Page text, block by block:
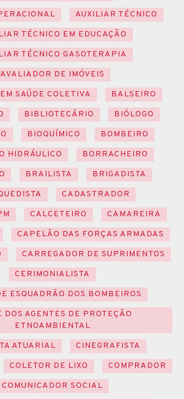
AUXILIAR TÉCNICO
TÉCNICO EM EDUCAÇÃO
TÉCNICO GASOTERAPIA
AVALIADOR DE IMÓVEIS
SAÚDE COLETIVA
BALSEIRO
BIBLIOTECÁRIO
BIÓLOGO
BIOQUÍMICO
BOMBEIRO
HIDRÁULICO
BORRACHEIRO
BRAILISTA
BRIGADISTA
CADASTRADOR
CALCETEIRO
CAMAREIRA
CAPELÃO DAS FORÇAS ARMADAS
CARREGADOR DE SUPRIMENTOS
CERIMONIALISTA
ESQUADRÃO DOS BOMBEIROS
DOS AGENTES DE PROTEÇÃO
ETNOAMBIENTAL
ATUARIAL
CINEGRAFISTA
COLETOR DE LIXO
COMPRADOR
COMUNICADOR SOCIAL